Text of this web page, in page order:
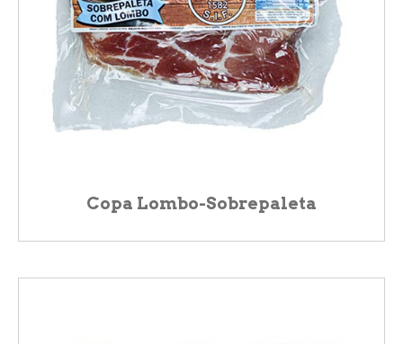
Copa Lombo-Sobrepaleta